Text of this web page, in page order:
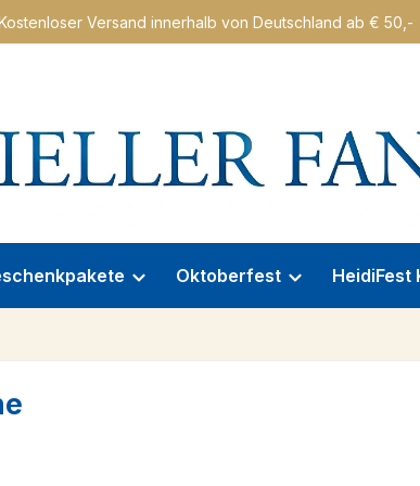
Versand innerhalb von Deutschland ab € 50,-
Oktoberfest HeidiFest